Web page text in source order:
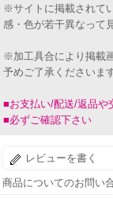
※サイトに掲載されて
感・色が若干異なって
※加工具合により掲載
予めご了承くださいま
■お支払い/配送/返品や
■必ずご確認下さい
レビューを書く
商品についてのお問い